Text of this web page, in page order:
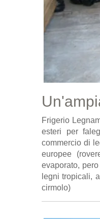
Frigerio
esteri per
commercio di
europee
evaporato,
legni tropicali,
cirmolo)